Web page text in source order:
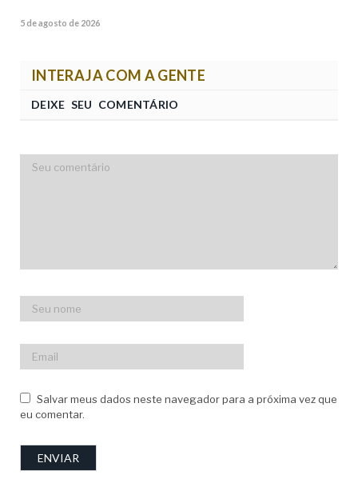
5 de agosto de 2026
INTERAJA COM A GENTE
DEIXE SEU COMENTÁRIO
Salvar meus dados neste navegador para a próxima vez que
eu comentar.